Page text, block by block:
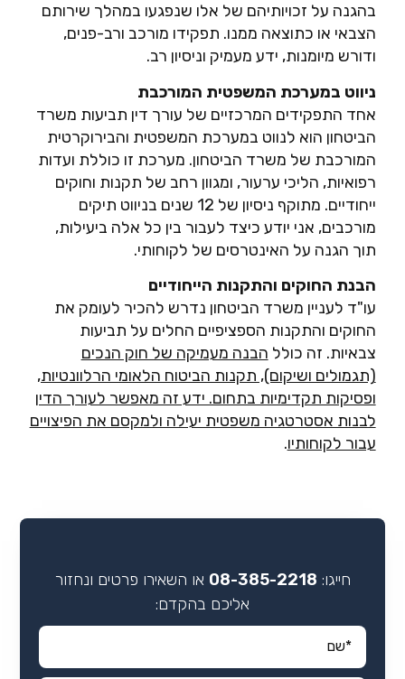
בהגנה על זכויותיהם של אלו שנפגעו במהלך שירותם
הצבאי או כתוצאה ממנו. תפקידו מורכב ורב-פנים,
ודורש מיומנות, ידע מעמיק וניסיון רב.
ניווט במערכת המשפטית המורכבת
אחד התפקידים המרכזיים של עורך דין תביעות משרד
הביטחון הוא לנווט במערכת המשפטית והבירוקרטית
המורכבת של משרד הביטחון. מערכת זו כוללת ועדות
רפואיות, הליכי ערעור, ומגוון רחב של תקנות וחוקים
ייחודיים. מתוקף ניסיון של 12 שנים בניווט תיקים
מורכבים, אני יודע כיצד לעבור בין כל אלה ביעילות,
תוך הגנה על האינטרסים של לקוחותי.
הבנת החוקים והתקנות הייחודיים
עו"ד לעניין משרד הביטחון נדרש להכיר לעומק את
החוקים והתקנות הספציפיים החלים על תביעות
צבאיות. זה כולל הבנה מעמיקה של חוק הנכים
(תגמולים ושיקום), תקנות הביטוח הלאומי הרלוונטיות,
ופסיקות תקדימיות בתחום. ידע זה מאפשר לעורך הדין
לבנות אסטרטגיה משפטית יעילה ולמקסם את הפיצויים
עבור לקוחותיו.
חייגו: 08-385-2218 או השאירו פרטים ונחזור
אליכם בהקדם: